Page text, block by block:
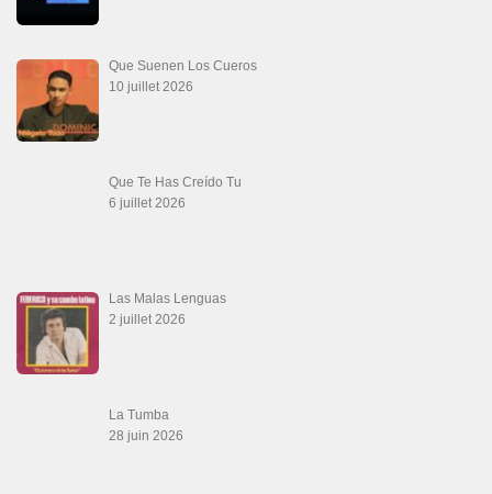
Que Suenen Los Cueros
10 juillet 2026
Que Te Has Creído Tu
6 juillet 2026
Las Malas Lenguas
2 juillet 2026
La Tumba
28 juin 2026